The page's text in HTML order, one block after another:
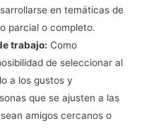
en temáticas de
parcial o completo.
trabajo: Como
de seleccionar al
a los gustos y
que se ajusten a las
amigos cercanos o